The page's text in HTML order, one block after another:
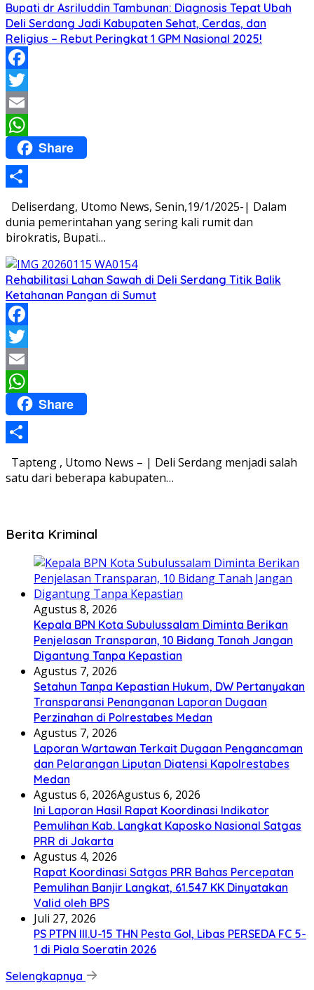
Bupati dr Asriluddin Tambunan: Diagnosis Tepat Ubah
Deli Serdang Jadi Kabupaten Sehat, Cerdas, dan
Religius – Rebut Peringkat 1 GPM Nasional 2025!
Facebook
Twitter
Email
WhatsApp
Share
Share
Deliserdang, Utomo News, Senin,19/1/2025-| Dalam
dunia pemerintahan yang sering kali rumit dan
birokratis, Bupati…
Rehabilitasi Lahan Sawah di Deli Serdang Titik Balik
Ketahanan Pangan di Sumut
Facebook
Twitter
Email
WhatsApp
Share
Share
Tapteng , Utomo News – | Deli Serdang menjadi salah
satu dari beberapa kabupaten…
Berita Kriminal
Agustus 8, 2026
Kepala BPN Kota Subulussalam Diminta Berikan
Penjelasan Transparan, 10 Bidang Tanah Jangan
Digantung Tanpa Kepastian
Agustus 7, 2026
Setahun Tanpa Kepastian Hukum, DW Pertanyakan
Transparansi Penanganan Laporan Dugaan
Perzinahan di Polrestabes Medan
Agustus 7, 2026
Laporan Wartawan Terkait Dugaan Pengancaman
dan Pelarangan Liputan Diatensi Kapolrestabes
Medan
Agustus 6, 2026Agustus 6, 2026
Ini Laporan Hasil Rapat Koordinasi Indikator
Pemulihan Kab. Langkat Kaposko Nasional Satgas
PRR di Jakarta
Agustus 4, 2026
Rapat Koordinasi Satgas PRR Bahas Percepatan
Pemulihan Banjir Langkat, 61.547 KK Dinyatakan
Valid oleh BPS
Juli 27, 2026
PS PTPN III.U-15 THN Pesta Gol, Libas PERSEDA FC 5-
1 di Piala Soeratin 2026
Selengkapnya